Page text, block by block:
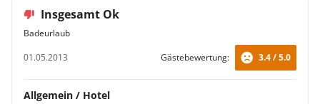
Insgesamt Ok
Badeurlaub
01.05.2013
Gästebewertung: 3.4 / 5.0
Allgemein / Hotel